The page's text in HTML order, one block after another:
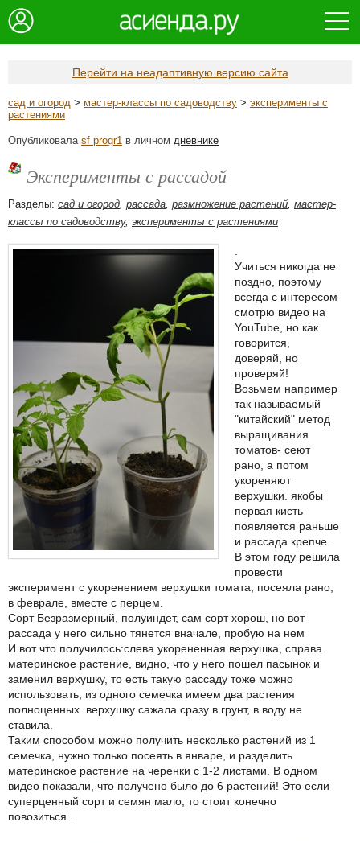
Перейти на неадаптивную версию сайта
сад и огород > мастер-классы по садоводству > эксперименты с
растениями
Опубликовала sf progr1 в личном дневнике
Эксперименты с рассадой
Разделы: сад и огород, рассада, размножение растений, мастер-
классы по садоводству, эксперименты с растениями
Учиться никогда не
поздно, поэтому
всегда с интересом
смотрю видео на
YouTube, но как
говорится,
доверяй, но
проверяй!
Возьмем например
так называемый
"китайский" метод
выращивания
томатов- сеют
рано, а потом
укореняют
верхушки. якобы
первая кисть
появляется раньше
и рассада крепче.
В этом году решила
провести
эксперимент с укоренением верхушки томата, посеяла рано,
в феврале, вместе с перцем.
Сорт Безразмерный, полуиндет, сам сорт хорош, но вот
рассада у него сильно тянется вначале, пробую на нем
И вот что получилось:слева укорененная верхушка, справа
материнское растение, видно, что у него пошел пасынок и
заменил верхушку, то есть такую рассаду тоже можно
использовать, из одного семечка имеем два растения
полноценных. верхушку сажала сразу в грунт, в воду не
ставила.
Таким способом можно получить несколько растений из 1
семечка, нужно только посеять в январе, и разделить
материнское растение на черенки с 1-2 листами. В одном
видео показали, что получено было до 6 растений! Это если
суперценный сорт и семян мало, то стоит конечно
повозиться...